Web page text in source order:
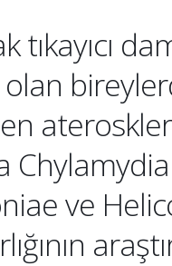
tıkayıcı
olan
Chylamydia
ve